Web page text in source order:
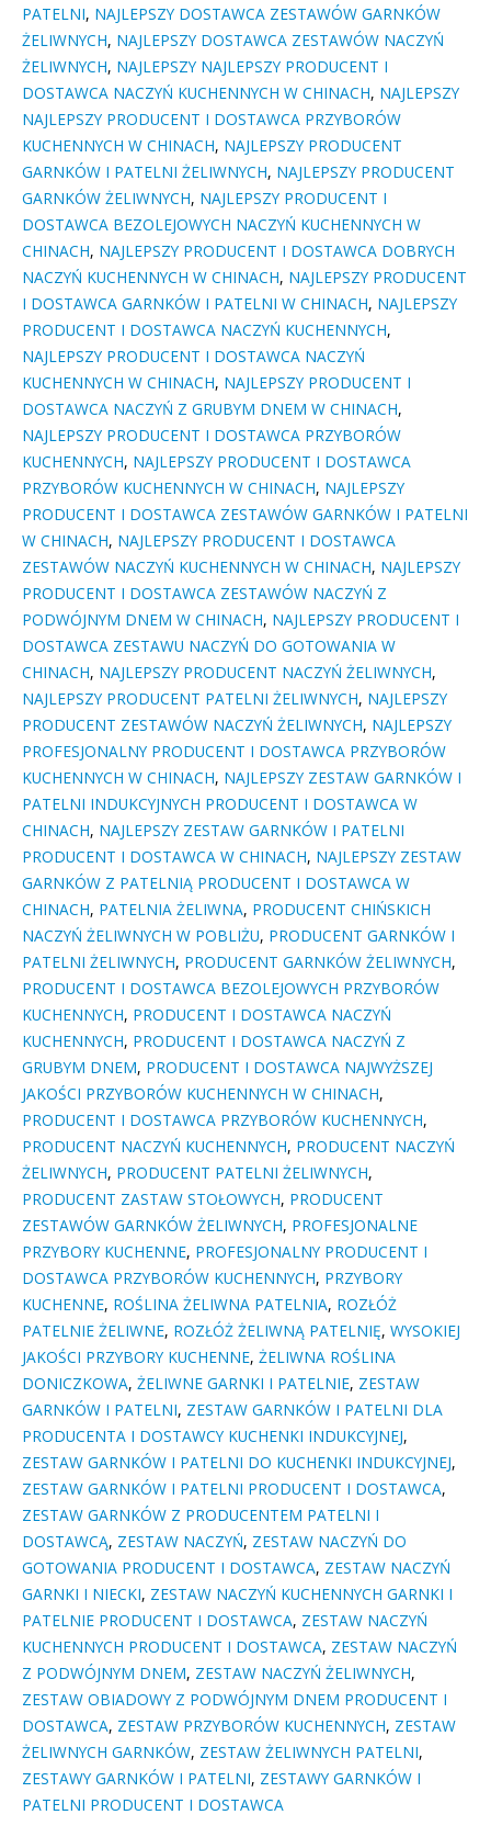
PATELNI, NAJLEPSZY DOSTAWCA ZESTAWÓW GARNKÓW
ŻELIWNYCH, NAJLEPSZY DOSTAWCA ZESTAWÓW NACZYŃ
ŻELIWNYCH, NAJLEPSZY NAJLEPSZY PRODUCENT I
DOSTAWCA NACZYŃ KUCHENNYCH W CHINACH, NAJLEPSZY
NAJLEPSZY PRODUCENT I DOSTAWCA PRZYBORÓW
KUCHENNYCH W CHINACH, NAJLEPSZY PRODUCENT
GARNKÓW I PATELNI ŻELIWNYCH, NAJLEPSZY PRODUCENT
GARNKÓW ŻELIWNYCH, NAJLEPSZY PRODUCENT I
DOSTAWCA BEZOLEJOWYCH NACZYŃ KUCHENNYCH W
CHINACH, NAJLEPSZY PRODUCENT I DOSTAWCA DOBRYCH
NACZYŃ KUCHENNYCH W CHINACH, NAJLEPSZY PRODUCENT
I DOSTAWCA GARNKÓW I PATELNI W CHINACH, NAJLEPSZY
PRODUCENT I DOSTAWCA NACZYŃ KUCHENNYCH,
NAJLEPSZY PRODUCENT I DOSTAWCA NACZYŃ
KUCHENNYCH W CHINACH, NAJLEPSZY PRODUCENT I
DOSTAWCA NACZYŃ Z GRUBYM DNEM W CHINACH,
NAJLEPSZY PRODUCENT I DOSTAWCA PRZYBORÓW
KUCHENNYCH, NAJLEPSZY PRODUCENT I DOSTAWCA
PRZYBORÓW KUCHENNYCH W CHINACH, NAJLEPSZY
PRODUCENT I DOSTAWCA ZESTAWÓW GARNKÓW I PATELNI
W CHINACH, NAJLEPSZY PRODUCENT I DOSTAWCA
ZESTAWÓW NACZYŃ KUCHENNYCH W CHINACH, NAJLEPSZY
PRODUCENT I DOSTAWCA ZESTAWÓW NACZYŃ Z
PODWÓJNYM DNEM W CHINACH, NAJLEPSZY PRODUCENT I
DOSTAWCA ZESTAWU NACZYŃ DO GOTOWANIA W
CHINACH, NAJLEPSZY PRODUCENT NACZYŃ ŻELIWNYCH,
NAJLEPSZY PRODUCENT PATELNI ŻELIWNYCH, NAJLEPSZY
PRODUCENT ZESTAWÓW NACZYŃ ŻELIWNYCH, NAJLEPSZY
PROFESJONALNY PRODUCENT I DOSTAWCA PRZYBORÓW
KUCHENNYCH W CHINACH, NAJLEPSZY ZESTAW GARNKÓW I
PATELNI INDUKCYJNYCH PRODUCENT I DOSTAWCA W
CHINACH, NAJLEPSZY ZESTAW GARNKÓW I PATELNI
PRODUCENT I DOSTAWCA W CHINACH, NAJLEPSZY ZESTAW
GARNKÓW Z PATELNIĄ PRODUCENT I DOSTAWCA W
CHINACH, PATELNIA ŻELIWNA, PRODUCENT CHIŃSKICH
NACZYŃ ŻELIWNYCH W POBLIŻU, PRODUCENT GARNKÓW I
PATELNI ŻELIWNYCH, PRODUCENT GARNKÓW ŻELIWNYCH,
PRODUCENT I DOSTAWCA BEZOLEJOWYCH PRZYBORÓW
KUCHENNYCH, PRODUCENT I DOSTAWCA NACZYŃ
KUCHENNYCH, PRODUCENT I DOSTAWCA NACZYŃ Z
GRUBYM DNEM, PRODUCENT I DOSTAWCA NAJWYŻSZEJ
JAKOŚCI PRZYBORÓW KUCHENNYCH W CHINACH,
PRODUCENT I DOSTAWCA PRZYBORÓW KUCHENNYCH,
PRODUCENT NACZYŃ KUCHENNYCH, PRODUCENT NACZYŃ
ŻELIWNYCH, PRODUCENT PATELNI ŻELIWNYCH,
PRODUCENT ZASTAW STOŁOWYCH, PRODUCENT
ZESTAWÓW GARNKÓW ŻELIWNYCH, PROFESJONALNE
PRZYBORY KUCHENNE, PROFESJONALNY PRODUCENT I
DOSTAWCA PRZYBORÓW KUCHENNYCH, PRZYBORY
KUCHENNE, ROŚLINA ŻELIWNA PATELNIA, ROZŁÓŻ
PATELNIE ŻELIWNE, ROZŁÓŻ ŻELIWNĄ PATELNIĘ, WYSOKIEJ
JAKOŚCI PRZYBORY KUCHENNE, ŻELIWNA ROŚLINA
DONICZKOWA, ŻELIWNE GARNKI I PATELNIE, ZESTAW
GARNKÓW I PATELNI, ZESTAW GARNKÓW I PATELNI DLA
PRODUCENTA I DOSTAWCY KUCHENKI INDUKCYJNEJ,
ZESTAW GARNKÓW I PATELNI DO KUCHENKI INDUKCYJNEJ,
ZESTAW GARNKÓW I PATELNI PRODUCENT I DOSTAWCA,
ZESTAW GARNKÓW Z PRODUCENTEM PATELNI I
DOSTAWCĄ, ZESTAW NACZYŃ, ZESTAW NACZYŃ DO
GOTOWANIA PRODUCENT I DOSTAWCA, ZESTAW NACZYŃ
GARNKI I NIECKI, ZESTAW NACZYŃ KUCHENNYCH GARNKI I
PATELNIE PRODUCENT I DOSTAWCA, ZESTAW NACZYŃ
KUCHENNYCH PRODUCENT I DOSTAWCA, ZESTAW NACZYŃ
Z PODWÓJNYM DNEM, ZESTAW NACZYŃ ŻELIWNYCH,
ZESTAW OBIADOWY Z PODWÓJNYM DNEM PRODUCENT I
DOSTAWCA, ZESTAW PRZYBORÓW KUCHENNYCH, ZESTAW
ŻELIWNYCH GARNKÓW, ZESTAW ŻELIWNYCH PATELNI,
ZESTAWY GARNKÓW I PATELNI, ZESTAWY GARNKÓW I
PATELNI PRODUCENT I DOSTAWCA